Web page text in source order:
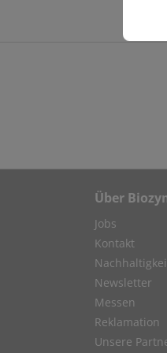
Über
Jobs
Kontakt
Newsletter
Messen
Reklamation
Unsere